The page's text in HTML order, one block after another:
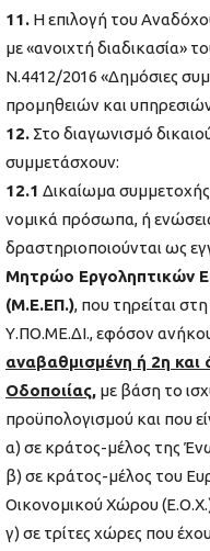
11. Η επιλογή του
με «ανοιχτή διαδικασία»
Ν.4412/2016 «Δημόσιες
προμηθειών και
12. Στο διαγωνισμό
συμμετάσχουν:
12.1 Δικαίωμα
νομικά πρόσωπα, ή
δραστηριοποιούνται ως
Μητρώο Εργοληπτικών
(Μ.Ε.ΕΠ.), που τηρείται
Υ.ΠΟ.ΜΕ.ΔΙ., εφόσον
αναβαθμισμένη ή 2η και
Οδοποιίας, με βάση το
προϋπολογισμού και που
α) σε κράτος-μέλος της
β) σε κράτος-μέλος του
Οικονομικού Χώρου
γ) σε τρίτες χώρες που